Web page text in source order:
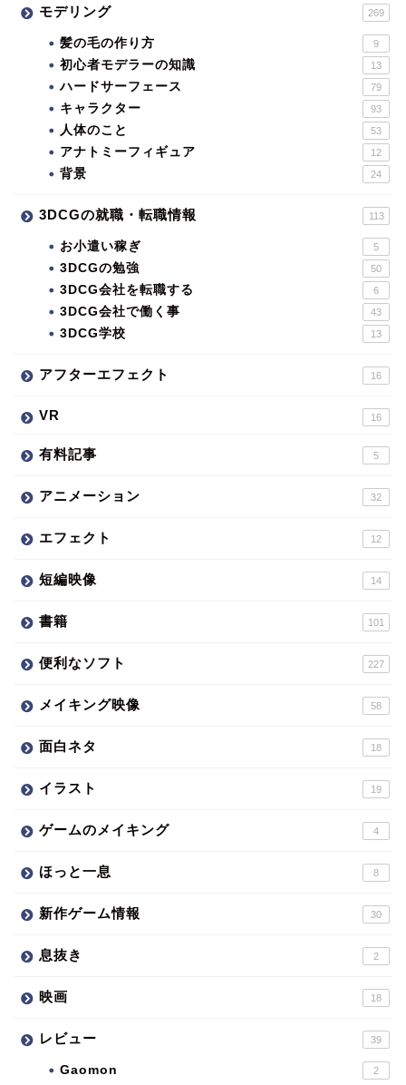
モデリング 269
髪の毛の作り方 9
初心者モデラーの知識 13
ハードサーフェース 79
キャラクター 93
人体のこと 53
アナトミーフィギュア 12
背景 24
3DCGの就職・転職情報 113
お小遣い稼ぎ 5
3DCGの勉強 50
3DCG会社を転職する 6
3DCG会社で働く事 43
3DCG学校 13
アフターエフェクト 16
VR 16
有料記事 5
アニメーション 32
エフェクト 12
短編映像 14
書籍 101
便利なソフト 227
メイキング映像 58
面白ネタ 18
イラスト 19
ゲームのメイキング 4
ほっと一息 8
新作ゲーム情報 30
息抜き 2
映画 18
レビュー 39
Gaomon 2